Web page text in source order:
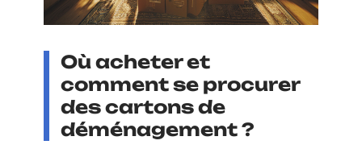
Où acheter et
comment se procurer
des cartons de
déménagement ?